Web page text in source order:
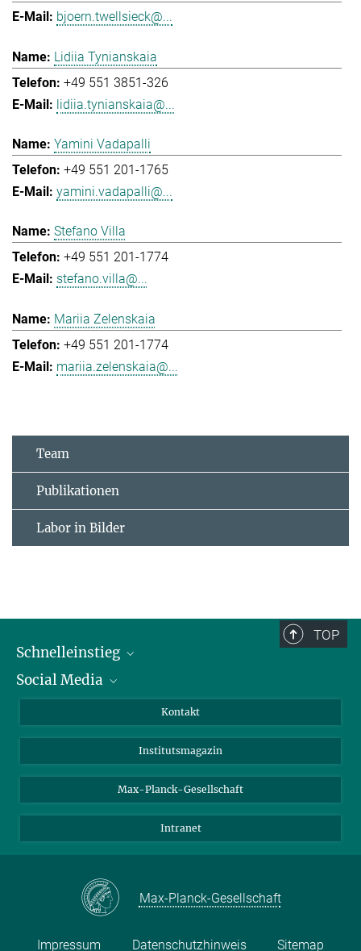
bjoern.twellsieck@...
Lidiia Tynianskaia
+49 551 3851-326
lidiia.tynianskaia@...
Yamini Vadapalli
+49 551 201-1765
yamini.vadapalli@...
Stefano Villa
+49 551 201-1774
stefano.villa@...
Mariia Zelenskaia
+49 551 201-1774
mariia.zelenskaia@...
Team
Publikationen
Labor in Bilder
TOP
Schnelleinstieg
Alumni
Schulen
Studierende
Social Media
Facebook
YouTube
Kontakt
Institutsmagazin
Max-Planck-Gesellschaft
Intranet
Max-Planck-Gesellschaft
Impressum Datenschutzhinweis Sitemap